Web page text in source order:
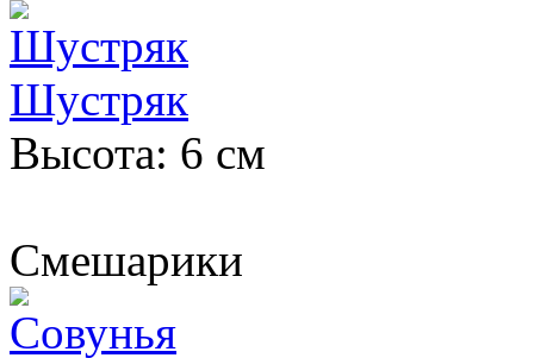
Шустряк
Высота: 6 см
Смешарики